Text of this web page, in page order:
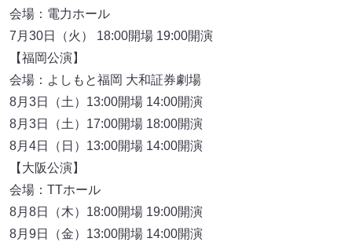
会場：電力ホール
7月30日（火） 18:00開場 19:00開演
【福岡公演】
会場：よしもと福岡 大和証券劇場
8月3日（土）13:00開場 14:00開演
8月3日（土）17:00開場 18:00開演
8月4日（日）13:00開場 14:00開演
【大阪公演】
会場：TTホール
8月8日（木）18:00開場 19:00開演
8月9日（金）13:00開場 14:00開演